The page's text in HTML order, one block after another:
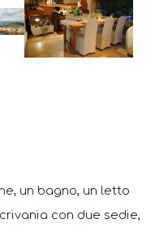
un bagno, un letto
con due sedie,